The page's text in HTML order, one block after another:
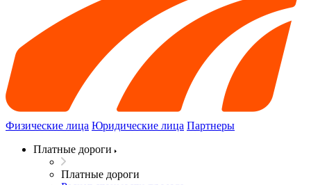
Физические лица Юридические лица Партнеры
Платные дороги
Платные дороги